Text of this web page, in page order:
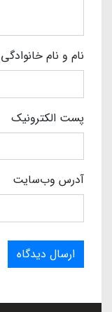
نام و نام خانوادگی
پست الکترونیک
آدرس وب‌سایت
ارسال دیدگاه